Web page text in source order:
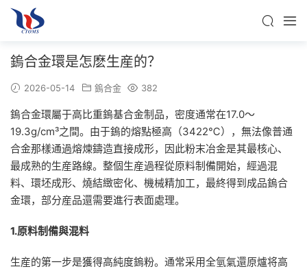
鎢合金環是怎麽生産的？
2026-05-14 鎢合金 382
鎢合金環屬于高比重鎢基合金制品，密度通常在17.0～
19.3g/cm³之間。由于鎢的熔點極高（3422℃），無法像普通
合金那樣通過熔煉鑄造直接成形，因此粉末冶金是其最核心、
最成熟的生産路線。整個生産過程從原料制備開始，經過混
料、環坯成形、燒結緻密化、機械精加工，最終得到成品鎢合
金環，部分産品還需要進行表面處理。
1.原料制備與混料
生産的第一步是獲得高純度鎢粉。通常采用全氫氣還原爐将高